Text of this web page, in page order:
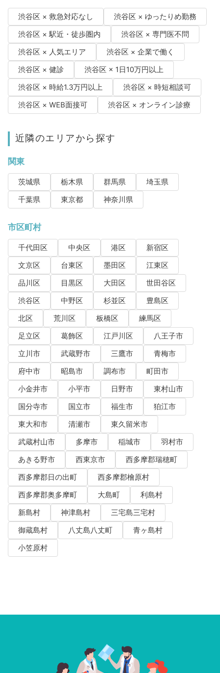
渋谷区 × 救急対応なし
渋谷区 × ゆったりめ勤務
渋谷区 × 駅近・徒歩圏内
渋谷区 × 専門医不問
渋谷区 × 人気エリア
渋谷区 × 企業で働く
渋谷区 × 健診
渋谷区 × 1日10万円以上
渋谷区 × 時給1.3万円以上
渋谷区 × 時短相談可
渋谷区 × WEB面接可
渋谷区 × オンライン診療
近隣のエリアから探す
関東
茨城県 栃木県 群馬県
埼玉県
千葉県
東京都 神奈川県
市区町村
千代田区 中央区 港区
新宿区
文京区
台東区 墨田区
江東区
品川区
目黒区 大田区
世田谷区
渋谷区
中野区 杉並区
豊島区
北区
荒川区 板橋区
練馬区
足立区
葛飾区 江戸川区
八王子市
立川市
武蔵野市 三鷹市
青梅市
府中市
昭島市 調布市
町田市
小金井市
小平市 日野市
東村山市
国分寺市
国立市 福生市
狛江市
東大和市
清瀬市
東久留米市
武蔵村山市
多摩市 稲城市
羽村市
あきる野市
西東京市
西多摩郡瑞穂町
西多摩郡日の出町
西多摩郡檜原村
西多摩郡奥多摩町
大島町
利島村
新島村
神津島村
三宅島三宅村
御蔵島村
八丈島八丈町
青ヶ島村
小笠原村